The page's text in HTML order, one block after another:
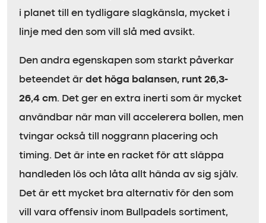
i planet till en tydligare slagkänsla, mycket i
linje med den som vill slå med avsikt.
Den andra egenskapen som starkt påverkar
beteendet är det höga balansen, runt 26,3-
26,4 cm. Det ger en extra inerti som är mycket
användbar när man vill accelerera bollen, men
tvingar också till noggrann placering och
timing. Det är inte en racket för att släppa
handleden lös och låta allt hända av sig själv.
Det är ett mycket bra alternativ för den som
vill vara offensiv inom Bullpadels sortiment,